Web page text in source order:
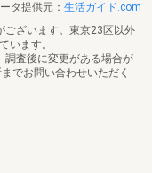
タ提供元： 生活ガイド.com
ございます。東京23区以外
います。
調査後に変更がある場合が
でお問い合わせいただく